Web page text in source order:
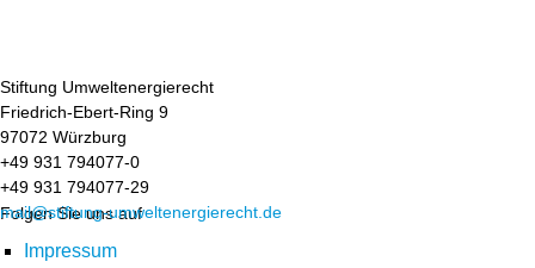
Stiftung Umweltenergierecht
Friedrich-Ebert-Ring 9
97072 Würzburg
+49 931 794077-0
+49 931 794077-29
mail@stiftung-umweltenergierecht.de
Folgen Sie uns auf
Impressum